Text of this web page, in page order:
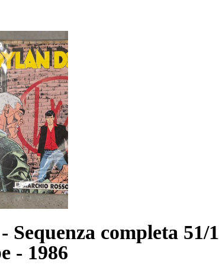
Sequenza completa 51/
- 1986